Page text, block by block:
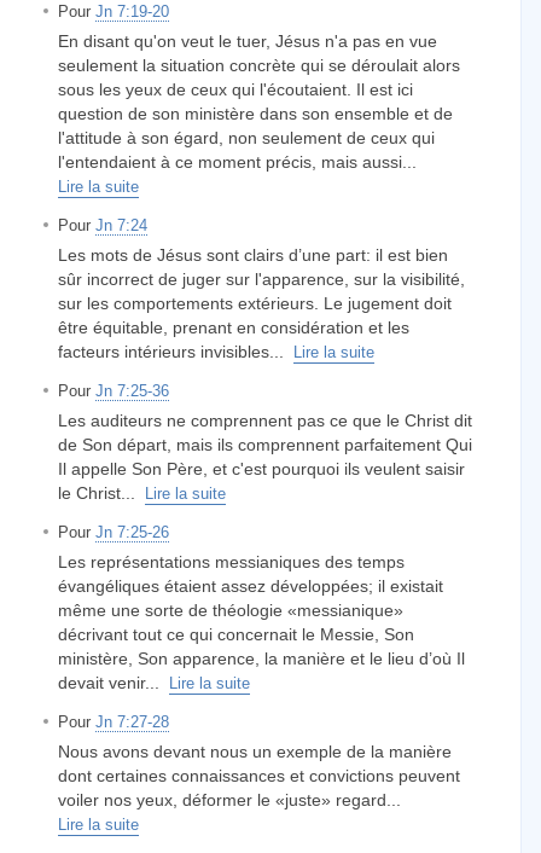
Pour Jn 7:19-20
En disant qu'on veut le tuer, Jésus n'a pas en vue
seulement la situation concrète qui se déroulait alors
sous les yeux de ceux qui l'écoutaient. Il est ici
question de son ministère dans son ensemble et de
l'attitude à son égard, non seulement de ceux qui
l'entendaient à ce moment précis, mais aussi...
Lire la suite
Pour Jn 7:24
Les mots de Jésus sont clairs d’une part: il est bien
sûr incorrect de juger sur l'apparence, sur la visibilité,
sur les comportements extérieurs. Le jugement doit
être équitable, prenant en considération et les
facteurs intérieurs invisibles...
Lire la suite
Pour Jn 7:25-36
Les auditeurs ne comprennent pas ce que le Christ dit
de Son départ, mais ils comprennent parfaitement Qui
Il appelle Son Père, et c'est pourquoi ils veulent saisir
le Christ...
Lire la suite
Pour Jn 7:25-26
Les représentations messianiques des temps
évangéliques étaient assez développées; il existait
même une sorte de théologie «messianique»
décrivant tout ce qui concernait le Messie, Son
ministère, Son apparence, la manière et le lieu d’où Il
devait venir...
Lire la suite
Pour Jn 7:27-28
Nous avons devant nous un exemple de la manière
dont certaines connaissances et convictions peuvent
voiler nos yeux, déformer le «juste» regard...
Lire la suite